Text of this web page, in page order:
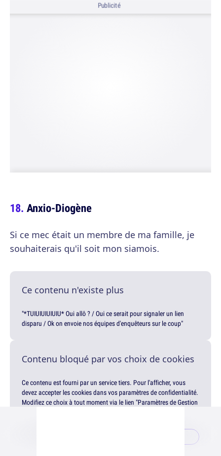
Publicité
Anxio-Diogène
Si ce mec était un membre de ma famille, je
souhaiterais qu'il soit mon siamois.
Ce contenu n'existe plus
"*TUIUIUIUIUIU* Oui allô ? / Oui ce serait pour signaler un lien
disparu / Ok on envoie nos équipes d'enquêteurs sur le coup"
Contenu bloqué par vos choix de cookies
Ce contenu est fourni par un service tiers. Pour l'afficher, vous
devez accepter les cookies dans vos paramètres de confidentialité.
Modifiez ce choix à tout moment via le lien "Paramètres de Gestion